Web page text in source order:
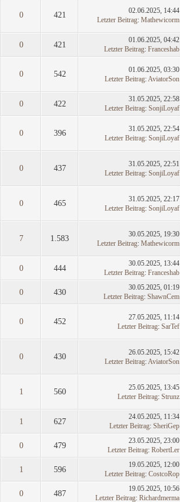
0 421
02.06.2025, 14:44
Letzter Beitrag: Mathewicorm
0 421
01.06.2025, 04:42
Letzter Beitrag: Franceshab
0 542
01.06.2025, 03:30
Letzter Beitrag:AviatorSon
0 422
31.05.2025, 22:58
Letzter Beitrag: SonjiLoyaf
0 396
31.05.2025, 22:54
Letzter Beitrag: SonjiLoyaf
0 437
31.05.2025, 22:51
Letzter Beitrag: SonjiLoyaf
0 465
31.05.2025, 22:17
Letzter Beitrag: SonjiLoyaf
7 1.583
30.05.2025, 19:30
Letzter Beitrag: Mathewicorm
0 444
30.05.2025, 13:44
Letzter Beitrag: Franceshab
0 430
30.05.2025, 01:19
Letzter Beitrag: ShawnCem
0 452
27.05.2025, 11:14
Letzter Beitrag: SarTef
0 430
26.05.2025, 15:42
Letzter Beitrag:AviatorSon
1 560
25.05.2025, 13:45
Letzter Beitrag: Strunz
1 627
24.05.2025, 11:34
Letzter Beitrag: SheriGep
0 479
23.05.2025, 23:00
Letzter Beitrag: RobertLer
1 596
19.05.2025, 12:00
Letzter Beitrag: CostcoRop
0 487
19.05.2025, 10:56
Letzter Beitrag: Richardmerma